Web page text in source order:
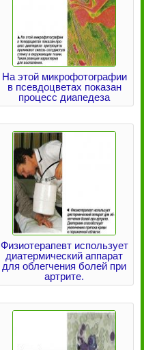
На этой микрофотографии
в псевдоцветах показан
процесс диапедеза
Физиотерапевт использует
диатермический аппарат
для облегчения болей при
артрите.